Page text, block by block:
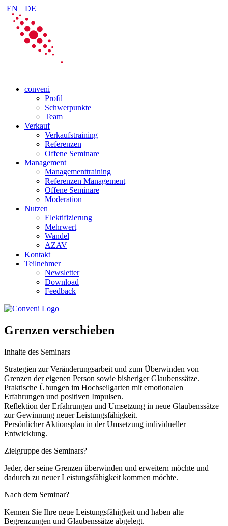
EN DE
conveni
Profil
Schwerpunkte
Team
Verkauf
Verkaufstraining
Referenzen
Offene Seminare
Management
Managementtraining
Referenzen Management
Offene Seminare
Moderation
Nutzen
Elektifizierung
Mehrwert
Wandel
AZAV
Kontakt
Teilnehmer
Newsletter
Download
Feedback
Grenzen verschieben
Inhalte des Seminars
Strategien zur Veränderungsarbeit und zum Überwinden von
Grenzen der eigenen Person sowie bisheriger Glaubenssätze.
Praktische Übungen im Hochseilgarten mit emotionalen
Erfahrungen und positiven Impulsen.
Reflektion der Erfahrungen und Umsetzung in neue Glaubenssätze
zur Gewinnung neuer Leistungsfähigkeit.
Persönlicher Aktionsplan in der Umsetzung individueller
Entwicklung.
Zielgruppe des Seminars?
Jeder, der seine Grenzen überwinden und erweitern möchte und
dadurch zu neuer Leistungsfähigkeit kommen möchte.
Nach dem Seminar?
Kennen Sie Ihre neue Leistungsfähigkeit und haben alte
Begrenzungen und Glaubenssätze abgelegt.